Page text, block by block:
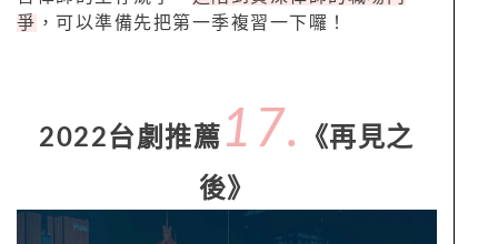
爭 ，可以準備先把第一季複習一下囉！
2022台劇推薦 17.
《再見之
後》